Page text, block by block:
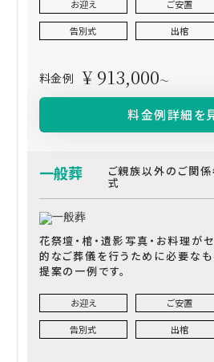
お迎え ご安置
告別式 出棺
料金例 ¥ 913,000～
料金例詳細を
一般葬 ご親族以外のご関
式
花祭壇・棺・遺影写真・お料理が
的なご葬儀を行うために必要な
提案の一例です。
お迎え ご安置
告別式 出棺